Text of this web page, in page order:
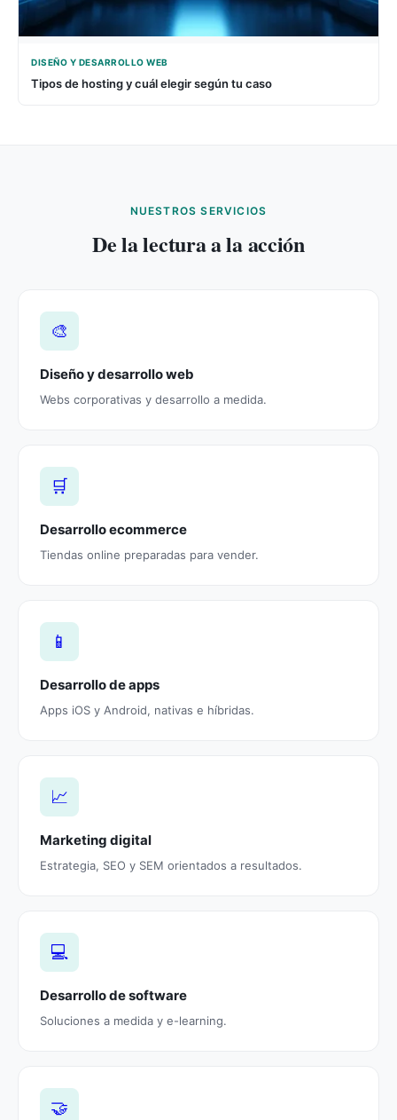
DISEÑO Y DESARROLLO WEB
Tipos de hosting y cuál elegir según tu caso
NUESTROS SERVICIOS
De la lectura a la acción
🎨
Diseño y desarrollo web
Webs corporativas y desarrollo a medida.
🛒
Desarrollo ecommerce
Tiendas online preparadas para vender.
📱
Desarrollo de apps
Apps iOS y Android, nativas e híbridas.
📈
Marketing digital
Estrategia, SEO y SEM orientados a resultados.
💻
Desarrollo de software
Soluciones a medida y e-learning.
🤝